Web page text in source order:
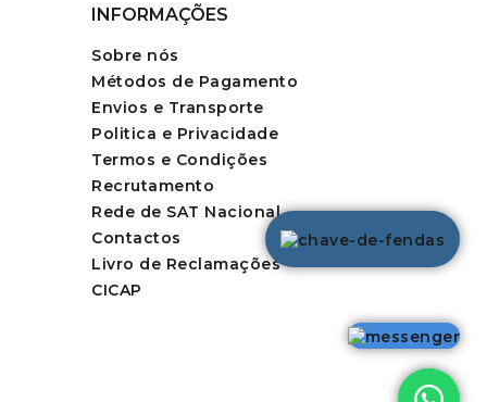
INFORMAÇÕES
Sobre nós
Métodos de Pagamento
Envios e Transporte
Politica e Privacidade
Termos e Condições
Recrutamento
Rede de SAT Nacional
Contactos
Livro de Reclamações
CICAP